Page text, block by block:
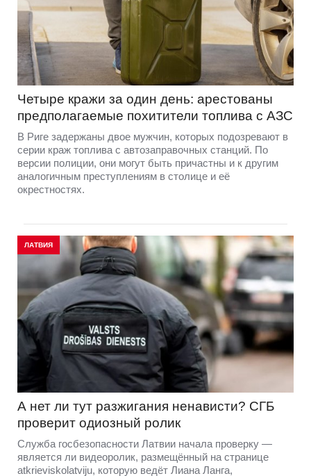
Четыре кражи за один день: арестованы
предполагаемые похитители топлива с АЗС
В Риге задержаны двое мужчин, которых подозревают в
серии краж топлива с автозаправочных станций. По
версии полиции, они могут быть причастны и к другим
аналогичным преступлениям в столице и её
окрестностях.
ЛАТВИЯ
А нет ли тут разжигания ненависти? СГБ
проверит одиозный ролик
Служба госбезопасности Латвии начала проверку —
является ли видеоролик, размещённый на странице
atkrieviskolatviju, которую ведёт Лиана Ланга,